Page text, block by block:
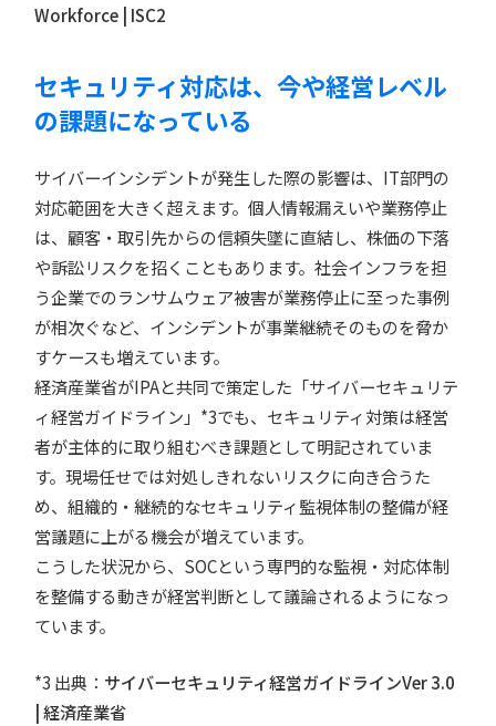
Workforce | ISC2
セキュリティ対応は、今や経営レベル
の課題になっている
サイバーインシデントが発生した際の影響は、IT部門の
対応範囲を大きく超えます。個人情報漏えいや業務停止
は、顧客・取引先からの信頼失墜に直結し、株価の下落
や訴訟リスクを招くこともあります。社会インフラを担
う企業でのランサムウェア被害が業務停止に至った事例
が相次ぐなど、インシデントが事業継続そのものを脅か
すケースも増えています。
経済産業省がIPAと共同で策定した「サイバーセキュリテ
ィ経営ガイドライン」*3でも、セキュリティ対策は経営
者が主体的に取り組むべき課題として明記されていま
す。現場任せでは対処しきれないリスクに向き合うた
め、組織的・継続的なセキュリティ監視体制の整備が経
営議題に上がる機会が増えています。
こうした状況から、SOCという専門的な監視・対応体制
を整備する動きが経営判断として議論されるようになっ
ています。
*3 出典： サイバーセキュリティ経営ガイドラインVer 3.0
| 経済産業省